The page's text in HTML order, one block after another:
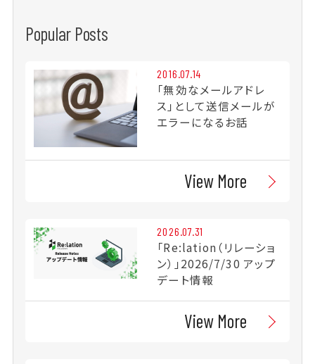
Popular Posts
2016.07.14
「無効なメールアドレ
ス」として送信メールが
エラーになるお話
View More
2026.07.31
「Re:lation（リレーショ
ン）」2026/7/30 アップ
デート情報
View More